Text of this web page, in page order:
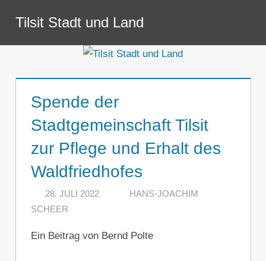
Inhalt
springen
Tilsit Stadt und Land
Spende der
Stadtgemeinschaft Tilsit
zur Pflege und Erhalt des
Waldfriedhofes
28. JULI 2022
HANS-JOACHIM
SCHEER
Ein Beitrag von Bernd Polte